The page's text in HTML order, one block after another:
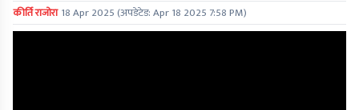
कीर्ति राजोरा 18 Apr 2025(अपडेटेड:Apr 18 2025 7:58 PM)